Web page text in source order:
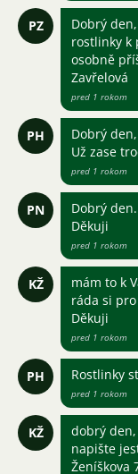
PZ
Dobrý
rostlinky k
osobně
Zavřelová
pred 1 rokom
PH
Dobrý
Už zase
pred 1 rokom
PN
Dobrý
Děkuji
pred 1 rokom
KŽ
mám to k
ráda si
Děkuji
pred 1 rokom
PH Rostlinky
pred 1 rokom
KŽ
dobrý
napište
Ženíškova